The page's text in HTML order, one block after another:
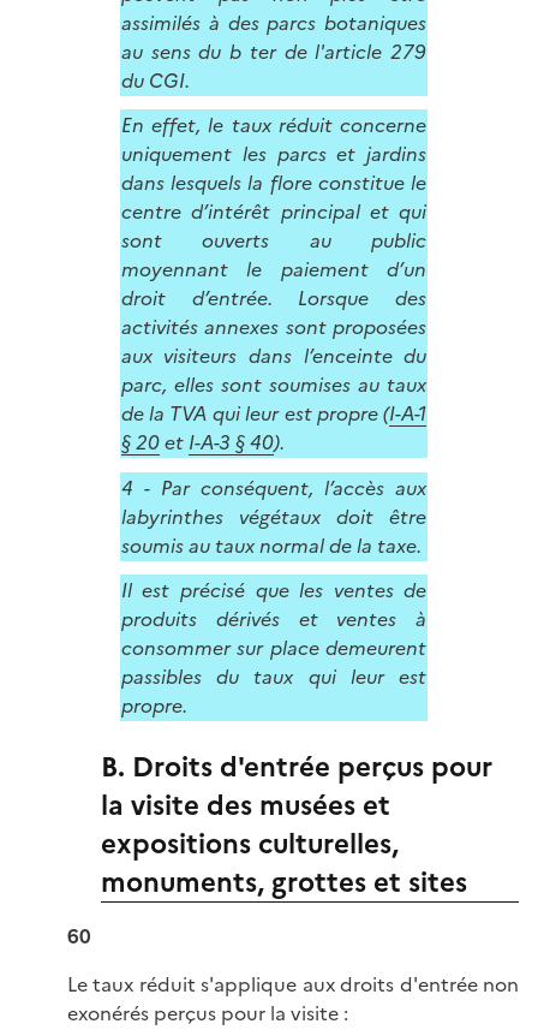
assimilés à des parcs botaniques
au sens du b ter de l'article 279
du CGI.
En effet, le taux réduit concerne
uniquement les parcs et jardins
dans lesquels la flore constitue le
centre d’intérêt principal et qui
sont ouverts au public
moyennant le paiement d’un
droit d’entrée. Lorsque des
activités annexes sont proposées
aux visiteurs dans l’enceinte du
parc, elles sont soumises au taux
de la TVA qui leur est propre (I-A-1
§ 20et I-A-3 § 40).
4 - Par conséquent, l’accès aux
labyrinthes végétaux doit être
soumis au taux normal de la taxe.
Il est précisé que les ventes de
produits dérivés et ventes à
consommer sur place demeurent
passibles du taux qui leur est
propre.
B. Droits d'entrée perçus pour
la visite des musées et
expositions culturelles,
monuments, grottes et sites
60
Le taux réduit s'applique aux droits d'entrée non
exonérés perçus pour la visite :